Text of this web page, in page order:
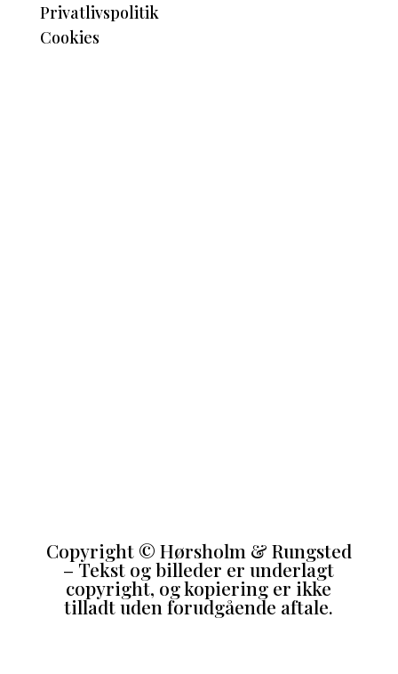
Privatlivspolitik
Cookies
Copyright © Hørsholm & Rungsted
– Tekst og billeder er underlagt
copyright, og kopiering er ikke
tilladt uden forudgående aftale.